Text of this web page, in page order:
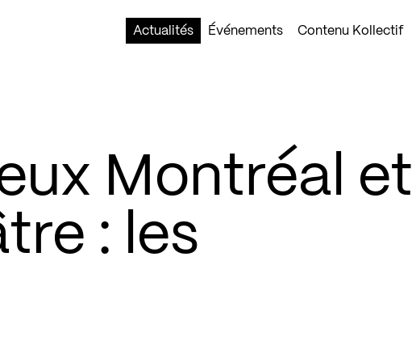
Actualités
Événements Contenu Kollectif
Montréal et
: les